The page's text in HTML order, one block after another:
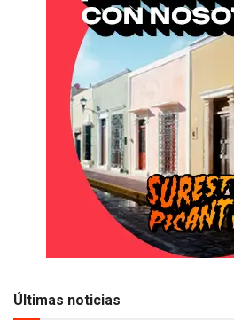
Últimas noticias